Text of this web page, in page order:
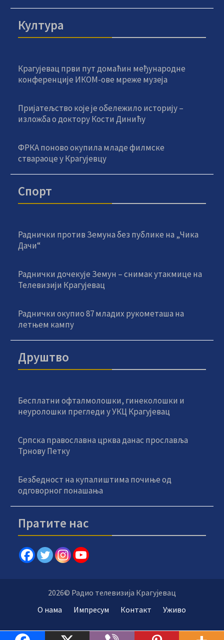
Култура
Крагујевац први пут домаћин међународне
конференције ИКОМ-ове мреже музеја
Пријатељство које је обележило историју –
изложба о доктору Кости Динићу
ФРКА поново окупила младе филмске
ствараоце у Крагујевцу
Спорт
Раднички против Земуна без публике на „Чика
Дачи“
Раднички дочекује Земун – снимак утакмице на
Телевизији Крагујевац
Раднички окупио 87 младих рукометаша на
летњем кампу
Друштво
Бесплатни офталмолошки, гинеколошки и
неуролошки прегледи у УКЦ Крагујевац
Српска православна црква данас прославља
Трнову Петку
Безбедност на купалиштима почиње од
одговорног понашања
Пратите нас
2026© Радио телевизија Крагујевац
О нама
Импресум Контакт Уживо